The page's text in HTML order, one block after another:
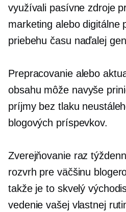
využívali pasívne zdroje
marketing alebo digitálne
priebehu času naďalej
Prepracovanie alebo
obsahu môže navyše
príjmy bez tlaku
blogových príspevkov.
Zverejňovanie raz
rozvrh pre väčšinu
takže je to skvelý
vedenie vašej vlastnej